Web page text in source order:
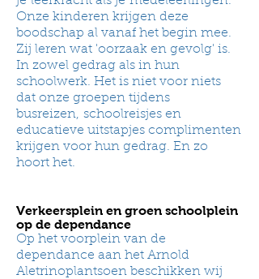
Onze kinderen krijgen deze
boodschap al vanaf het begin mee.
Zij leren wat 'oorzaak en gevolg' is.
In zowel gedrag als in hun
schoolwerk. Het is niet voor niets
dat onze groepen tijdens
busreizen, schoolreisjes en
educatieve uitstapjes complimenten
krijgen voor hun gedrag. En zo
hoort het.
Verkeersplein en groen schoolplein
op de dependance
Op het voorplein van de
dependance aan het Arnold
Aletrinoplantsoen beschikken wij